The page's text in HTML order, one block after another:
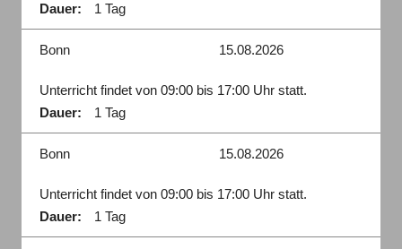
Dauer:
1 Tag
Bonn 15.08.2026
Unterricht findet von 09:00 bis 17:00 Uhr statt.
Dauer:
1 Tag
Bonn 15.08.2026
Unterricht findet von 09:00 bis 17:00 Uhr statt.
Dauer:
1 Tag